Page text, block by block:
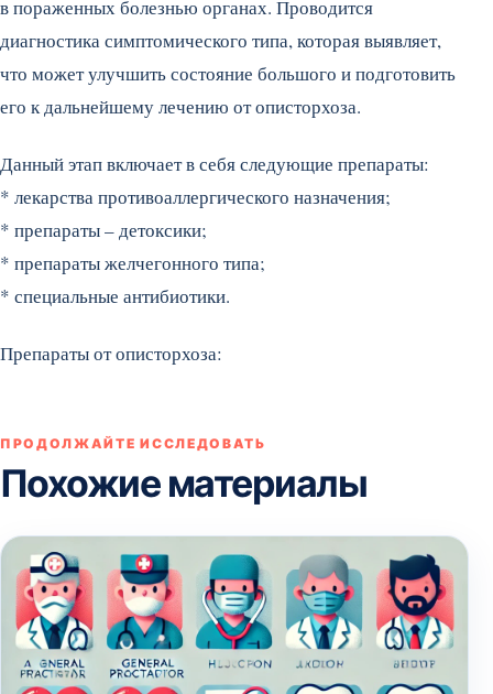
в пораженных болезнью органах. Проводится
диагностика симптомического типа, которая выявляет,
что может улучшить состояние большого и подготовить
его к дальнейшему лечению от описторхоза.
Данный этап включает в себя следующие препараты:
* лекарства противоаллергического назначения;
* препараты – детоксики;
* препараты желчегонного типа;
* специальные антибиотики.
Препараты от описторхоза:
ПРОДОЛЖАЙТЕ ИССЛЕДОВАТЬ
Похожие материалы